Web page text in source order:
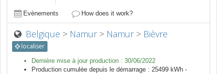
Evènements How does it work?
Belgique > Namur> Namur> Bièvre
localiser
Dernière mise à jour production : 30/06/2022
Production cumulée depuis le démarrage : 25499 kWh -